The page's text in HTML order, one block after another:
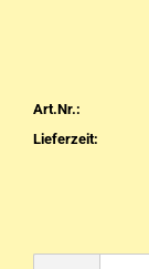
Art.Nr.:
Lieferzeit: